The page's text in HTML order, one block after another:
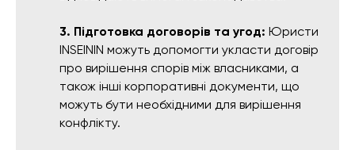
3. Підготовка договорів та угод: Юристи
INSEININ можуть допомогти укласти договір
про вирішення спорів між власниками, а
також інші корпоративні документи, що
можуть бути необхідними для вирішення
конфлікту.